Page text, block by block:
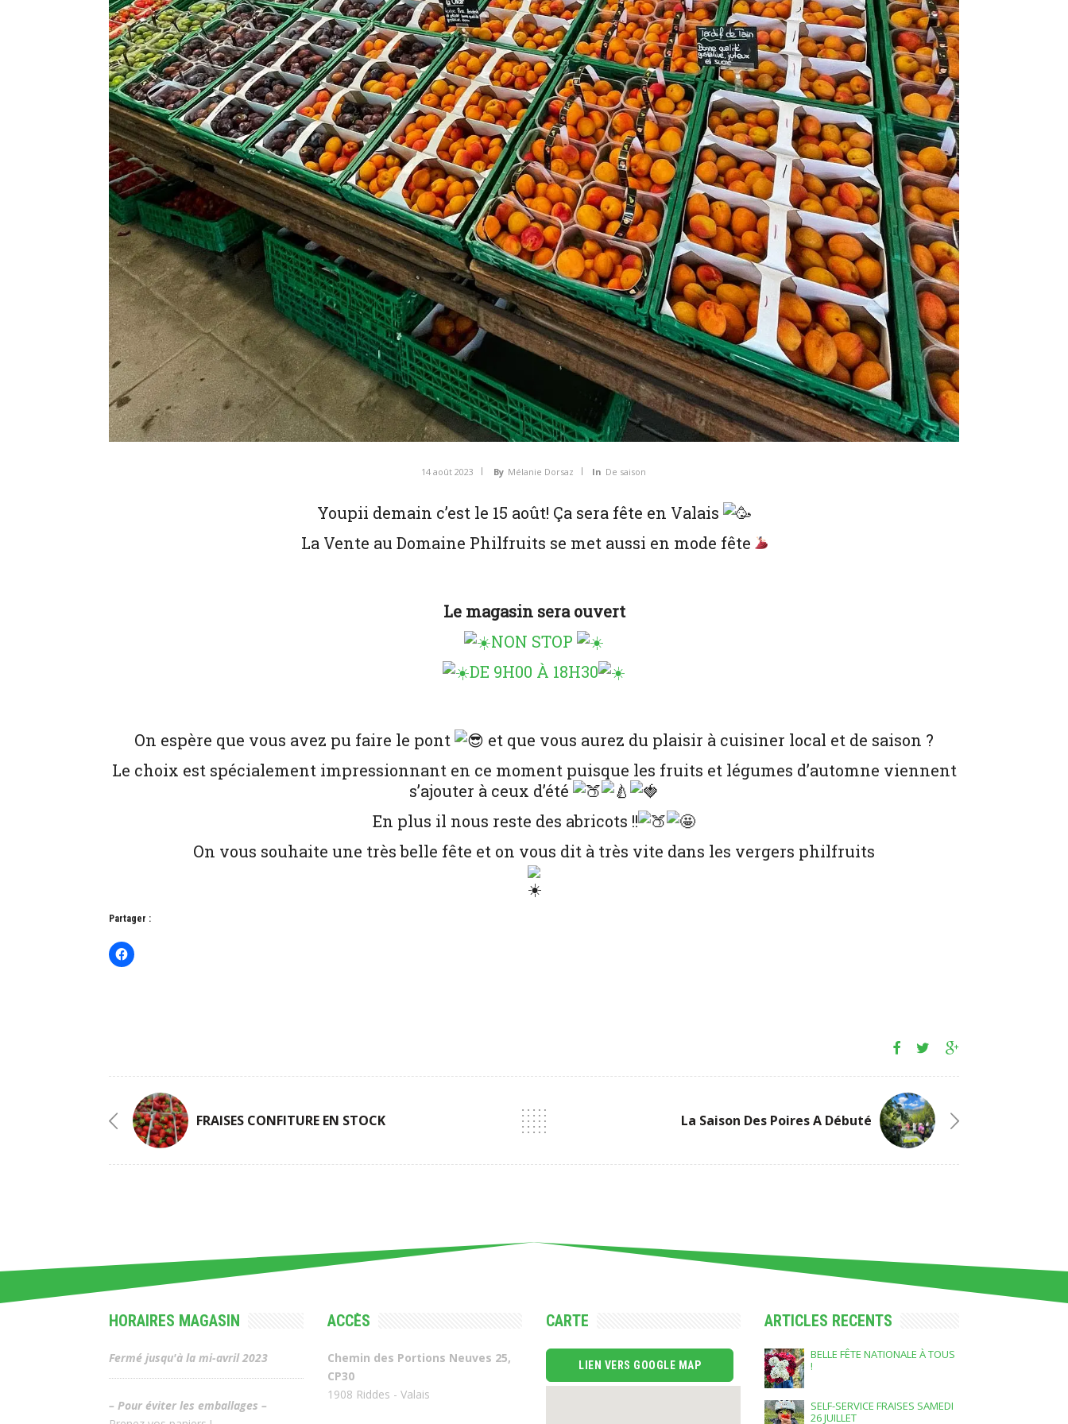
14 août 2023 By Mélanie Dorsaz In De saison
Youpii demain c’est le 15 août! Ça sera fête en Valais
La Vente au Domaine Philfruits se met aussi en mode fête
Le magasin sera ouvert
NON STOP
DE 9H00 À 18H30
On espère que vous avez pu faire le pont
et que vous aurez du plaisir à cuisiner local et de saison ?
Le choix est spécialement impressionnant en ce moment puisque les fruits et légumes d’automne viennent
s’ajouter à ceux d’été
En plus il nous reste des abricots !!
On vous souhaite une très belle fête et on vous dit à très vite dans les vergers philfruits
Partager :
FRAISES CONFITURE EN STOCK La Saison Des Poires A Débuté
HORAIRES MAGASIN
Fermé jusqu'à la mi-avril 2023
– Pour éviter les emballages –
ACCÈS
Chemin des Portions Neuves 25,
CP30
1908 Riddes - Valais
CARTE
LIEN VERS GOOGLE MAP
ARTICLES RECENTS
BELLE FÊTE NATIONALE À TOUS
!
SELF-SERVICE FRAISES SAMEDI
26 JUILLET